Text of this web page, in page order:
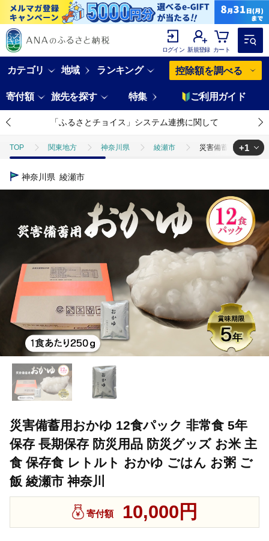
ログイン 新規登録 カート
カテゴリ 地域 ランキング 控除額を調べる
寄付額 旅先を探す 特集 ご利用ガイド
「ふるさとチョイス」システム連携に関して
TOP 関東地方 神奈川県 綾瀬市 災害備蓄用おかゆ
TOP
+1
神奈川県 綾瀬市
災害備蓄用おかゆ 12食パック 非常食 5年
保存 長期保存 防災用品 防災グッズ お米 主
食 保存食 レトルト おかゆ ごはん お粥 ご
飯 綾瀬市 神奈川
寄付額 10,000円